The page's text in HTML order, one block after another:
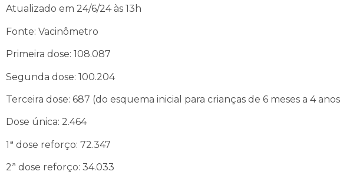
Atualizado em 24/6/24 às 13h
Fonte: Vacinômetro
Primeira dose: 108.087
Segunda dose: 100.204
Terceira dose: 687 (do esquema inicial para crianças de 6 meses a 4
Dose única: 2.464
1ª dose reforço: 72.347
2ª dose reforço: 34.033